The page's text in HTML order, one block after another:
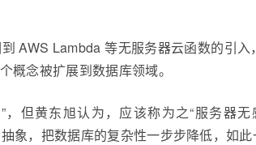
AWS Lambda 等无服务器云函数的引
概念被扩展到数据库领域。
但黄东旭认为，应该称为之“服务器
象，把数据库的复杂性一步步降低，如